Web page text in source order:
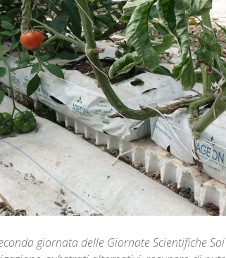
giornata delle Giornate Scientifiche